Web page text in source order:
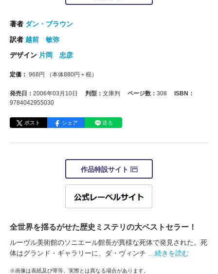
著者 ダン・ブラウン
訳者 越前 敏弥
デザイン 片岡 忠彦
定価： 968円 （本体880円＋税）
発売日： 2006年03月10日 判型： 文庫判 ページ数： 308
ISBN：
9784042955030
ポスト シェア 送る
作品特設サイト
全世界を揺るがせた歴史ミステリの大ベストセラー！
ルーヴル美術館のソニエール館長が異様な死体で発見された。死
体はグランド・ギャラリーに、ダ・ヴィンチ
…続きを読む
※画像は表紙及び帯等、実際とは異なる場合があります。